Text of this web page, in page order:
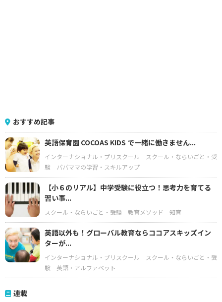
おすすめ記事
英語保育園 COCOAS KIDS で一緒に働きません...
インターナショナル・プリスクール
スクール・ならいごと・受
験
パパママの学習・スキルアップ
【小６のリアル】中学受験に役立つ！思考力を育てる
習い事...
スクール・ならいごと・受験 教育メソッド 知育
英語以外も！グローバル教育ならココアスキッズイン
ターが...
インターナショナル・プリスクール
スクール・ならいごと・受
験
英語・アルファベット
連載